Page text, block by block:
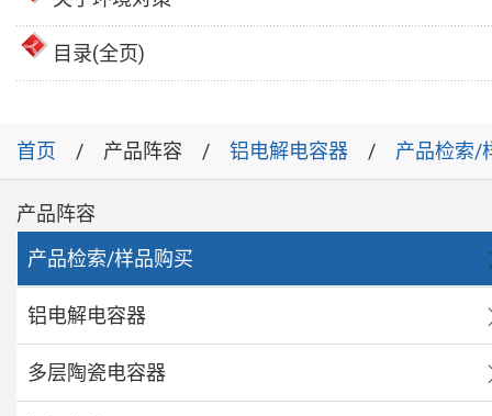
目录(全页)
首页 产品阵容 铝电解电容器 产品检索/
产品阵容
产品检索/样品购买
铝电解电容器
多层陶瓷电容器